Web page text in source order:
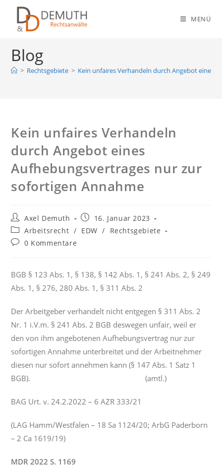
springen
MENÜ
Blog
> Rechtsgebiete > Kein unfaires Verhandeln durch Angebot eines
Kein unfaires Verhandeln
durch Angebot eines
Aufhebungsvertrages nur zur
sofortigen Annahme
Beitrags-
Autor:
Axel Demuth
Beitrag
veröffentlicht:
16. Januar 2023
Beitrags-
Kategorie:
Arbeitsrecht / EDW /
Rechtsgebiete
Beitrags-
0 Kommentare
BGB § 123 Abs. 1, § 138, § 142 Abs. 1, § 241 Abs. 2, § 249
Abs. 1, § 276, 280 Abs. 1, § 311 Abs. 2
Der Arbeitgeber verhandelt nicht entgegen § 311 Abs. 2
Nr. 1 i.V.m. § 241 Abs. 2 BGB deswegen unfair, weil er
den von ihm angebotenen Aufhebungsvertrag nur zur
sofortigen Annahme unterbreitet und der Arbeitnehmer
diesen nur sofort annehmen kann (§ 147 Abs. 1 Satz 1
BGB). (amtl.)
BAG Urt. v. 24.2.2022 – 6 AZR 333/21
(LAG Hamm/Westfalen – 18 Sa 1124/20; ArbG Paderborn
– 2 Ca 1619/19)
MDR 2022 S. 1169